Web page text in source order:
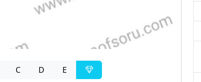
C D E